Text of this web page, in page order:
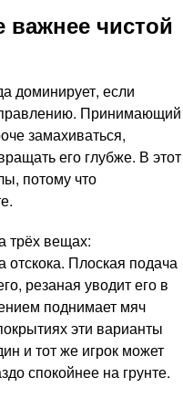
важнее чистой
доминирует, если
Принимающий
замахиваться,
его глубже. В этот
потому что
трёх вещах:
Плоская подача
резаная уводит его в
поднимает мяч
эти варианты
и тот же игрок может
спокойнее на грунте.